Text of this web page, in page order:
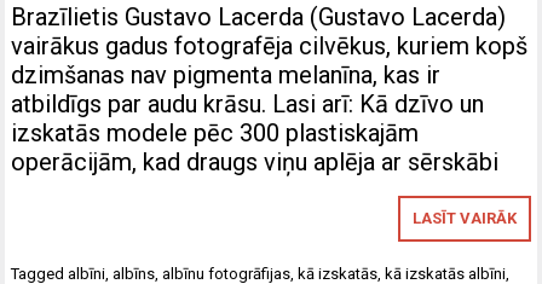
Brazīlietis Gustavo Lacerda (Gustavo Lacerda)
vairākus gadus fotografēja cilvēkus, kuriem kopš
dzimšanas nav pigmenta melanīna, kas ir
atbildīgs par audu krāsu. Lasi arī: Kā dzīvo un
izskatās modele pēc 300 plastiskajām
operācijām, kad draugs viņu aplēja ar sērskābi
LASĪT VAIRĀK
Taggedalbīni ,albīns ,albīnu fotogrāfijas ,kā izskatās ,kā izskatās albīni